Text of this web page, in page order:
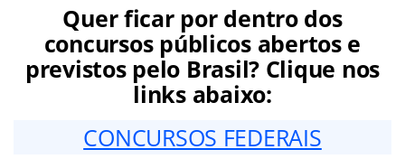
Quer ficar por dentro dos
concursos públicos abertos e
previstos pelo Brasil? Clique nos
links abaixo:
CONCURSOS FEDERAIS